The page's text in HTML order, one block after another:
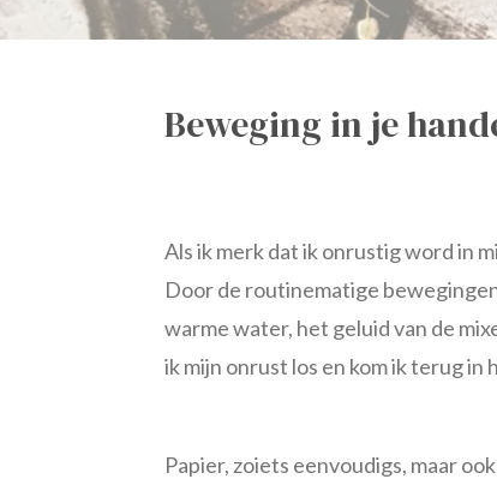
Beweging in je
Als ik merk dat ik onrustig word in
Door de routinematige
warme water, het geluid van de
ik mijn onrust los en kom ik terug in
Papier, zoiets eenvoudigs, maar